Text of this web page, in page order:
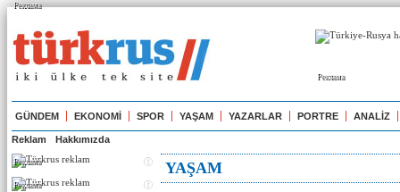
Реклама
Реклама
GÜNDEM EKONOMİ SPOR YAŞAM YAZARLAR PORTRE ANALİZ
Reklam Hakkımızda
Реклама
Реклама
YAŞAM